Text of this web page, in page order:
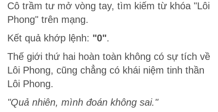
Cô trầm tư mở vòng tay, tìm kiếm từ khóa "Lôi
Phong" trên mạng.
Kết quả khớp lệnh: "0".
Thế giới thứ hai hoàn toàn không có sự tích về
Lôi Phong, cũng chẳng có khái niệm tinh thần
Lôi Phong.
"Quả nhiên, mình đoán không sai."